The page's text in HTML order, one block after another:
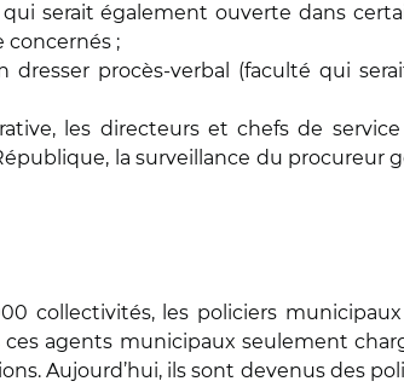
serait également ouverte dans
concernés ;
dresser procès-verbal (faculté qui
les directeurs et chefs de
la surveillance du procureur
collectivités, les policiers
agents municipaux seulement
Aujourd’hui, ils sont devenus des